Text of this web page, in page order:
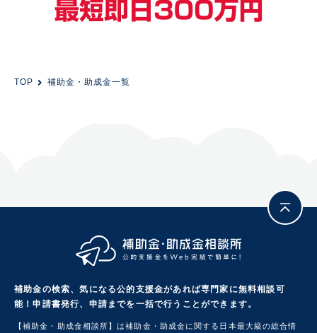
TOP 補助金・助成金一覧
補助金の検索、気になる公的支援金があれば専門家に無料相談可
能！申請書発行、申請までを一括で行うことができます。
【補助金・助成金相談所】は補助金・助成金に関する日本最大級の総合情